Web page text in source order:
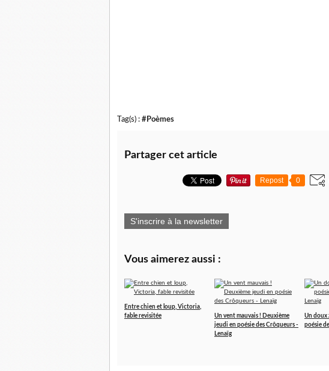
Tag(s) : #Poèmes
Partager cet article
Repost 0
S'inscrire à la newsletter
Vous aimerez aussi :
Entre chien et loup, Victoria,
fable revisitée
Un vent mauvais ! Deuxième
jeudi en poésie des Crôqueurs -
Lenaïg
Un doux
poésie